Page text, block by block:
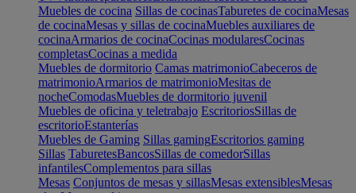
Muebles de cocina Sillas de cocinasTaburetes de cocinaMesas
de cocinaMesas y sillas de cocinaMuebles auxiliares de
cocinaArmarios de cocinaCocinas modularesCocinas
completasCocinas a medida
Muebles de dormitorio Camas matrimonioCabeceros de
matrimonioArmarios de matrimonioMesitas de
nocheComodasMuebles de dormitorio juvenil
Muebles de oficina y teletrabajo EscritoriosSillas de
escritorioEstanterías
Muebles de Gaming Sillas gamingEscritorios gaming
Sillas TaburetesBancosSillas de comedorSillas
infantilesComplementos para sillas
Mesas Conjuntos de mesas y sillasMesas extensiblesMesas